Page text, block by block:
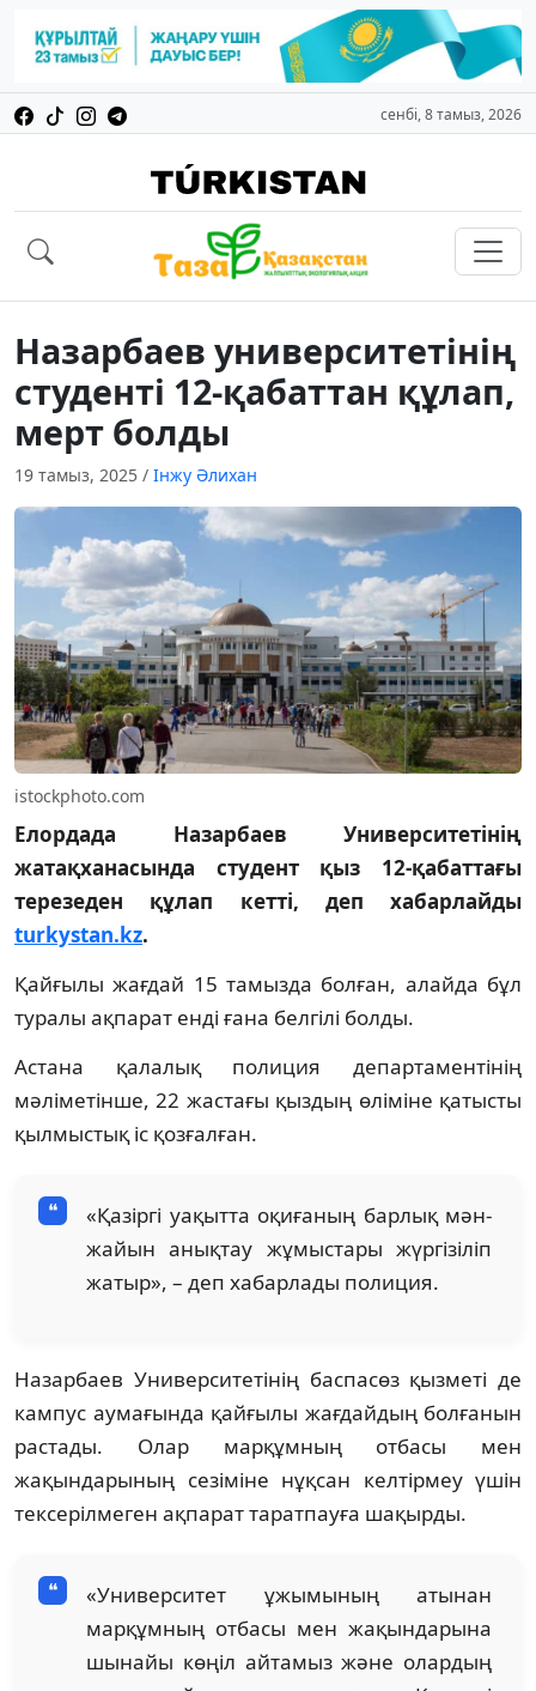
сенбі, 8 тамыз, 2026
Назарбаев университетінің
студенті 12-қабаттан құлап,
мерт болды
19 тамыз, 2025 / Інжу Әлихан
istockphoto.com
Елордада Назарбаев Университетінің
жатақханасында студент қыз 12-қабаттағы
терезеден құлап кетті, деп хабарлайды
turkystan.kz.
Қайғылы жағдай 15 тамызда болған, алайда бұл
туралы ақпарат енді ғана белгілі болды.
Астана қалалық полиция департаментінің
мәліметінше, 22 жастағы қыздың өліміне қатысты
қылмыстық іс қозғалған.
«Қазіргі уақытта оқиғаның барлық мән-
жайын анықтау жұмыстары жүргізіліп
жатыр», – деп хабарлады полиция.
Назарбаев Университетінің баспасөз қызметі де
кампус аумағында қайғылы жағдайдың болғанын
растады. Олар марқұмның отбасы мен
жақындарының сезіміне нұқсан келтірмеу үшін
тексерілмеген ақпарат таратпауға шақырды.
«Университет ұжымының атынан
марқұмның отбасы мен жақындарына
шынайы көңіл айтамыз және олардың